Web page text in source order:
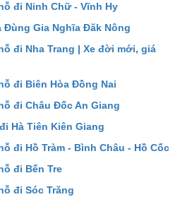
đi Ninh Chữ - Vĩnh Hy
Đùng Gia Nghĩa Đăk Nông
đi Nha Trang | Xe đời mới, giá
đi Biên Hòa Đồng Nai
đi Châu Đốc An Giang
Hà Tiên Kiên Giang
đi Hồ Tràm - Bình Châu - Hồ Cốc
đi Bến Tre
đi Sóc Trăng